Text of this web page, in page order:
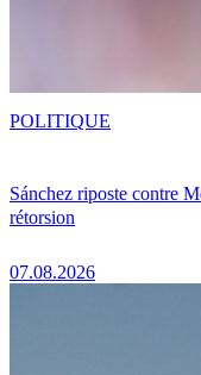
Sánchez riposte contre
rétorsion
07.08.2026
POLITIQUE